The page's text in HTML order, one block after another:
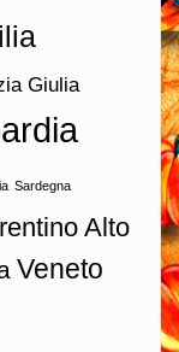
Giulia
Sardegna
Alto
Veneto